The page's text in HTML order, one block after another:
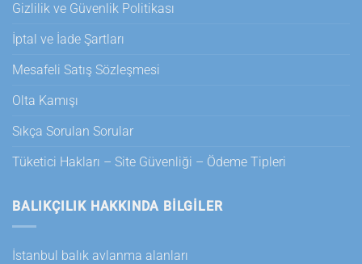
Gizlilik ve Güvenlik Politikası
İptal ve İade Şartları
Mesafeli Satış Sözleşmesi
Olta Kamışı
Sıkça Sorulan Sorular
Tüketici Hakları – Site Güvenliği – Ödeme Tipleri
BALIKÇILIK HAKKINDA BILGILER
İstanbul balık avlanma alanları